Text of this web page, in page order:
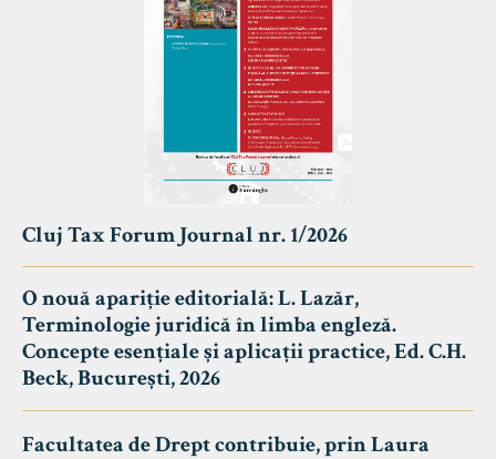
Cluj Tax Forum Journal nr. 1/2026
O nouă apariție editorială: L. Lazăr,
Terminologie juridică în limba engleză.
Concepte esențiale și aplicații practice, Ed. C.H.
Beck, București, 2026
Facultatea de Drept contribuie, prin Laura